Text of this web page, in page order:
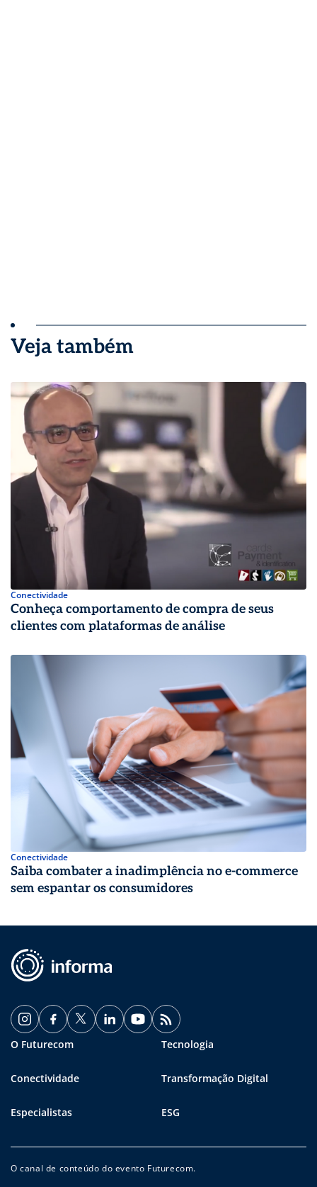
Veja também
Conectividade
Conheça comportamento de compra de seus
clientes com plataformas de análise
Conectividade
Saiba combater a inadimplência no e-commerce
sem espantar os consumidores
O Futurecom Tecnologia
Conectividade Transformação Digital
Especialistas ESG
O canal de conteúdo do evento Futurecom.